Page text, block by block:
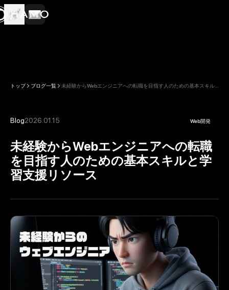
トップ ブログ一覧
未経験からWebエンジニアへの転職を目指す人のための基本スキル
Blog2026.01.15 Web開発
未経験からWebエンジニアへの転職
を目指す人のための基本スキルと学
習支援リソース